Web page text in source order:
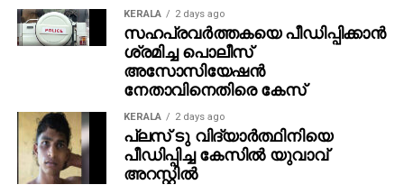
ചാലക്കുടി മുഞ്ഞേലിയില്‍ 1 കിലോഗ്രാം
കഞ്ചാവുമായി കൊല്ലം മാങ്കോട് സ്വദേശി
പ്രസന്നനെ (44) അറസ്റ്റ് ചെയ്തു. ചാലക്കുടി
എക്‌സൈസ് റേഞ്ച് ഇന്‍സ്‌പെക്ടര്‍ ഹരീഷ് സി.യുവും
ചേര്‍ന്നാണ് പ്രതിയെ പിടികൂടിയത്. കേസെടുത്ത
സംഘത്തില്‍ അസിസ്റ്റന്റ് എക്‌സൈസ്
ഇന്‍സ്‌പെക്ടര്‍മാരായ ഷാജി പി.പി, അനില്‍കുമാര്‍
കെ.എം, ജെയ്‌സന്‍ ജോസ്, സിവില്‍ എക്സൈസ്
KERALA 2 days ago
സഹപ്രവര്‍ത്തകയെ പീഡിപ്പിക്കാന്‍
ശ്രമിച്ച പൊലീസ്
അസോസിയേഷന്‍
നേതാവിനെതിരെ കേസ്
KERALA 2 days ago
പ്ലസ് ടു വിദ്യാര്‍ത്ഥിനിയെ
പീഡിപ്പിച്ച കേസില്‍ യുവാവ്
അറസ്റ്റില്‍